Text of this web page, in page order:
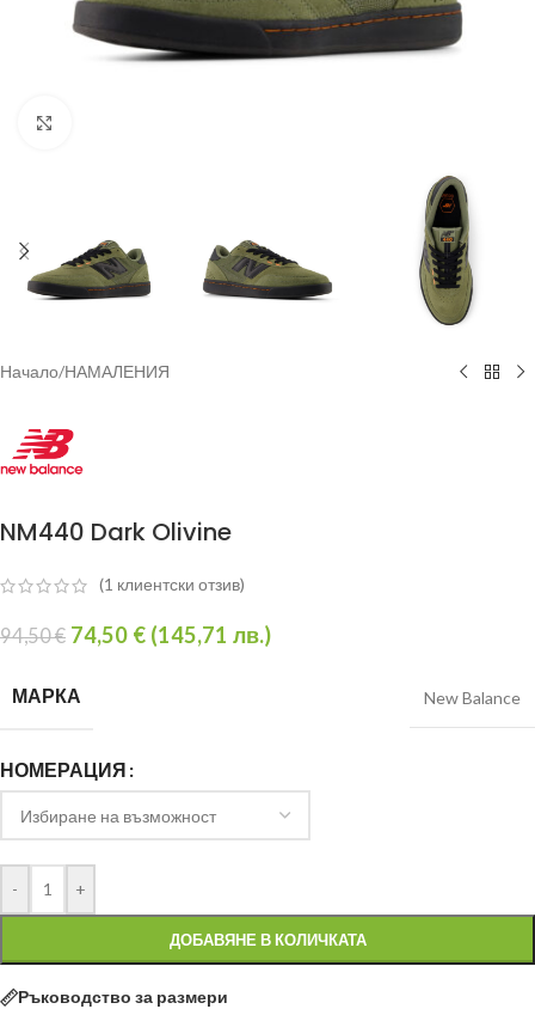
Начало/НАМАЛЕНИЯ
NM440 Dark Olivine
(1 клиентски отзив)
94,50€ 74,50 € (145,71 лв.)
МАРКА New Balance
НОМЕРАЦИЯ
- +
ДОБАВЯНЕ В КОЛИЧКАТА
Ръководство за размери